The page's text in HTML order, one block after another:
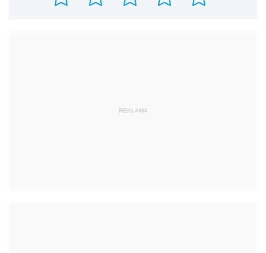
REKLAMA